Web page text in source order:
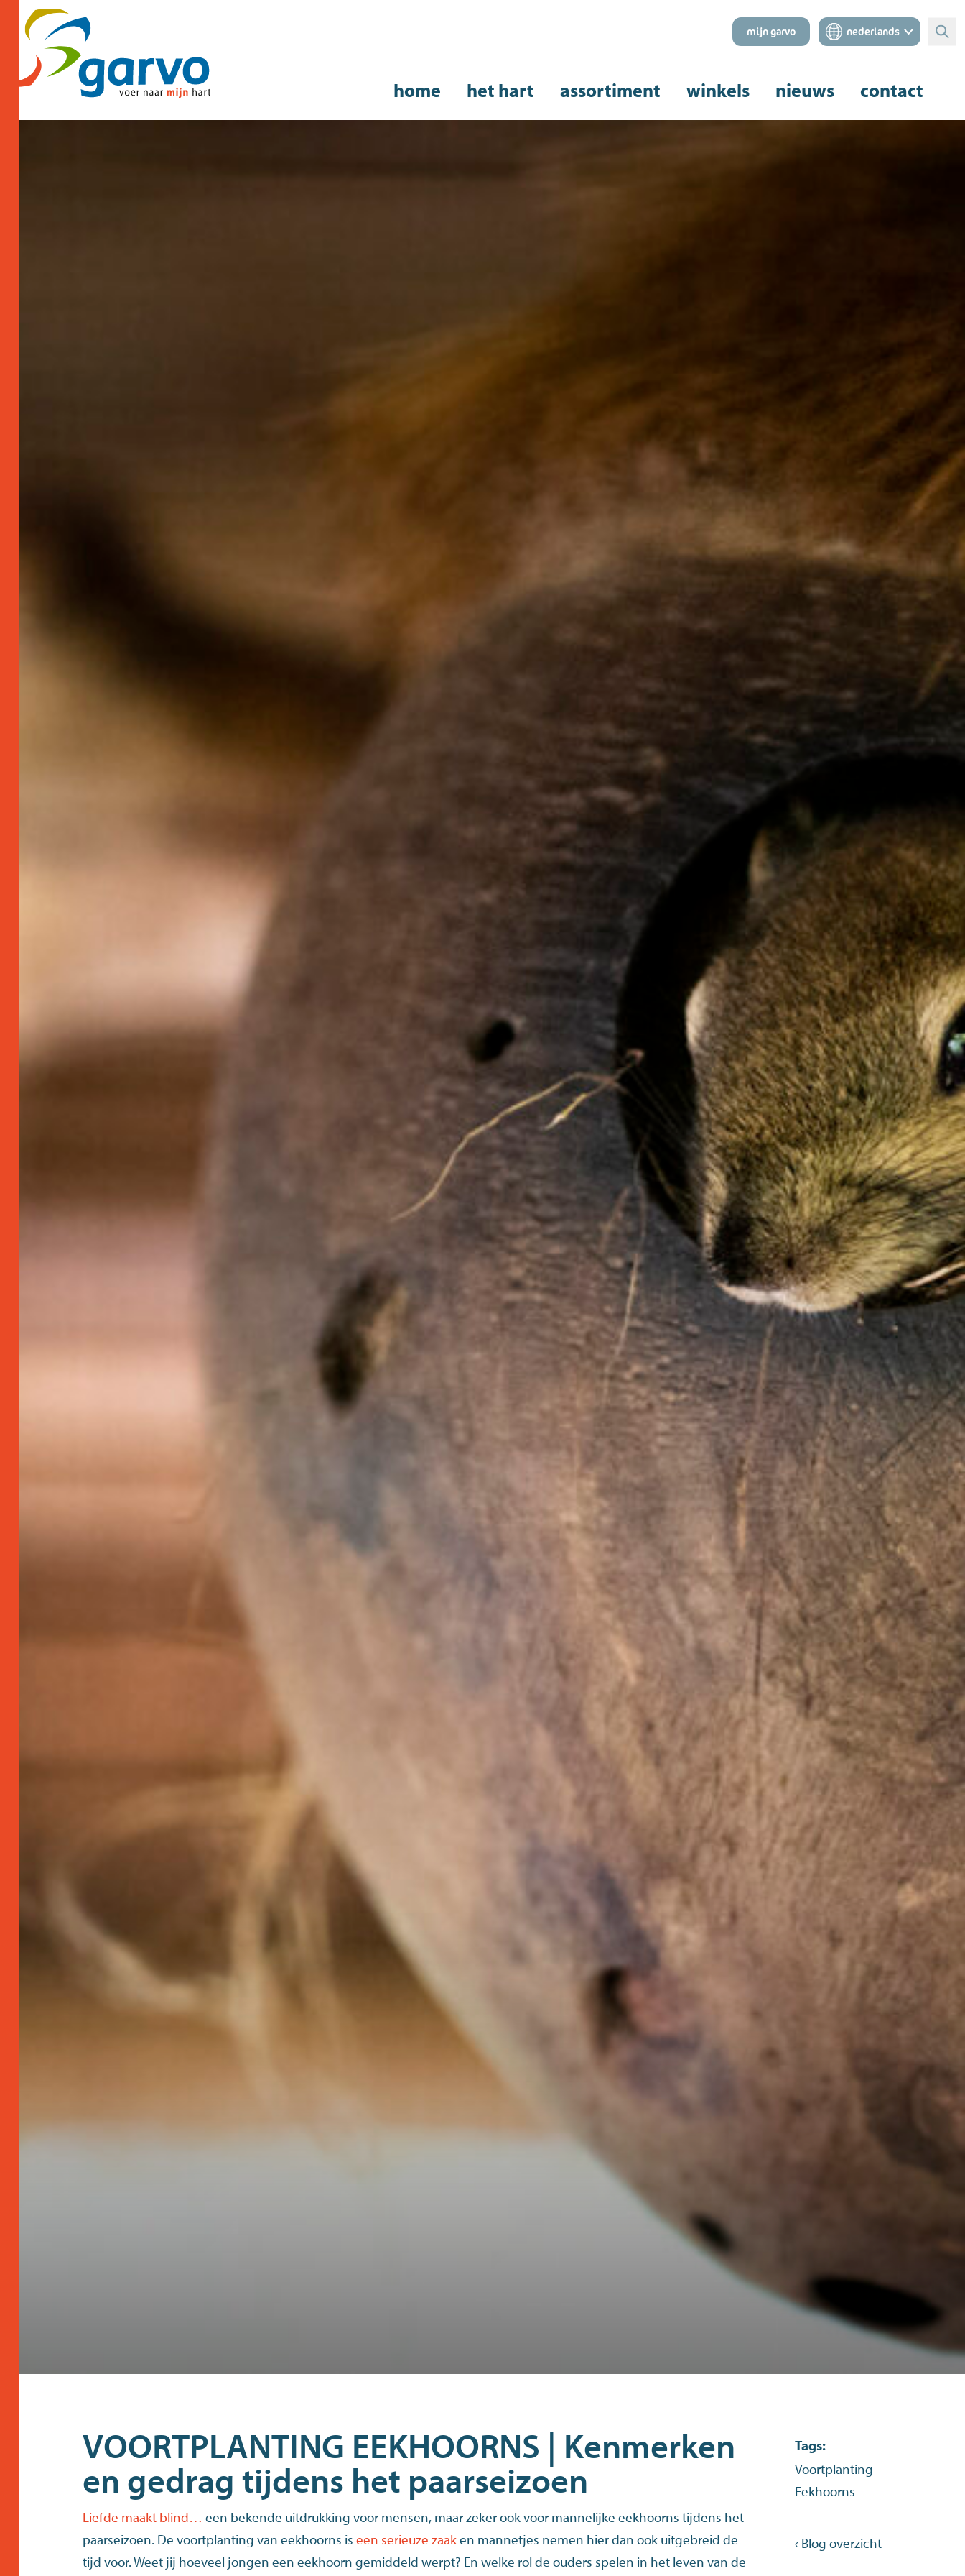
mijn garvo nederlands
home het hart assortiment winkels nieuws contact
VOORTPLANTING EEKHOORNS | Kenmerken
en gedrag tijdens het paarseizoen
Liefde maakt blind… een bekende uitdrukking voor mensen, maar zeker ook voor mannelijke eekhoorns tijdens het
paarseizoen. De voortplanting van eekhoorns is een serieuze zaaken mannetjes nemen hier dan ook uitgebreid de
tijd voor. Weet jij hoeveel jongen een eekhoorn gemiddeld werpt? En welke rol de ouders spelen in het leven van de
Tags:
Voortplanting
Eekhoorns
‹ Blog overzicht